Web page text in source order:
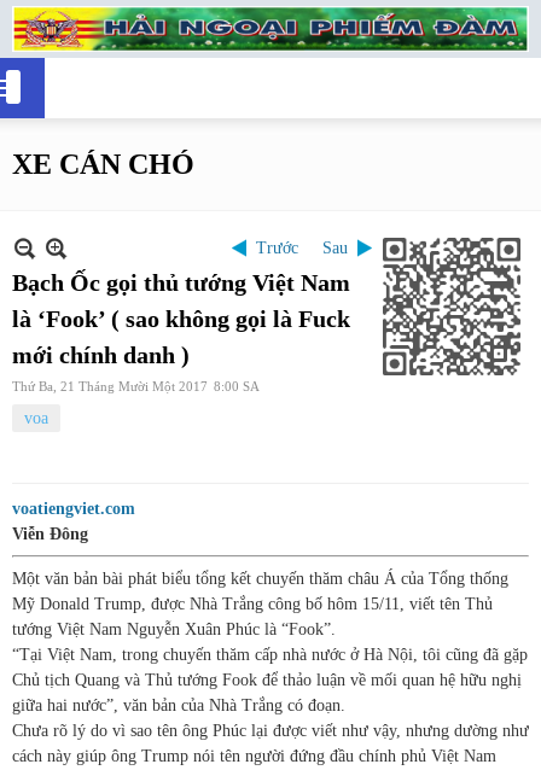
XE CÁN CHÓ
Trước Sau
Bạch Ốc gọi thủ tướng Việt Nam
là ‘Fook’ ( sao không gọi là Fuck
mới chính danh )
Thứ Ba, 21 Tháng Mười Một 2017 8:00 SA
voa
voatiengviet.com
Viễn Đông
Một văn bản bài phát biểu tổng kết chuyến thăm châu Á của Tổng thống
Mỹ Donald Trump, được Nhà Trắng công bố hôm 15/11, viết tên Thủ
tướng Việt Nam Nguyễn Xuân Phúc là “Fook”.
“Tại Việt Nam, trong chuyến thăm cấp nhà nước ở Hà Nội, tôi cũng đã gặp
Chủ tịch Quang và Thủ tướng Fook để thảo luận về mối quan hệ hữu nghị
giữa hai nước”, văn bản của Nhà Trắng có đoạn.
Chưa rõ lý do vì sao tên ông Phúc lại được viết như vậy, nhưng dường như
cách này giúp ông Trump nói tên người đứng đầu chính phủ Việt Nam